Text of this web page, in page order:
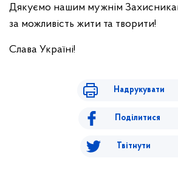
Дякуємо нашим мужнім
за можливість жити та творити!
Слава Україні!
Надрукувати
Поділитися
Твітнути